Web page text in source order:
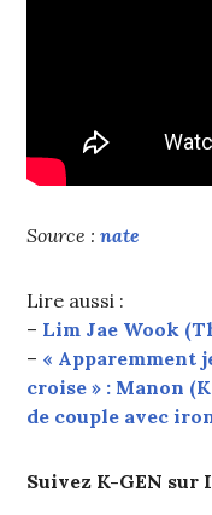
Source :nate
Lire aussi :
– Lim Jae Wook
– « Apparemment
croise » : Manon
de couple avec
Suivez K-GEN sur